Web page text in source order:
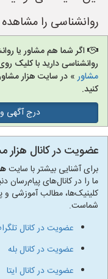
روانشناسی را مشاهده
اگر شما هم مشاور یا
روانشناسی دارید با کلیک
مشاور» در سایت هزار
کنید.
درج آگهی
عضویت در کانال هزار
برای آشنایی بیشتر با سایت
ما را در کانال‌های پیام‌رسان
کلینیک‌ها، مطالب آموزشی
شماست.
عضویت در کانال
عضویت در کانال بله
عضویت در کانال ایتا